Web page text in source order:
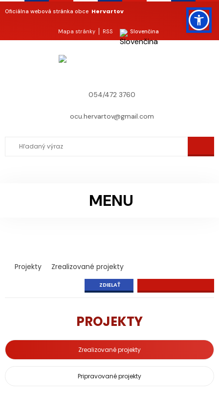
Oficiálna webová stránka obce Hervartov
Mapa stránky RSS Slovenčina
054/472 3760
ocu.hervartov@gmail.com
MENU
Projekty Zrealizované projekty
ZDIELAŤ
PROJEKTY
Zrealizované projekty
Pripravované projekty